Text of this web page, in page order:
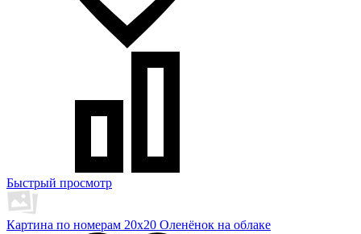
Быстрый просмотр
Картина по номерам 20x20 Оленёнок на облаке